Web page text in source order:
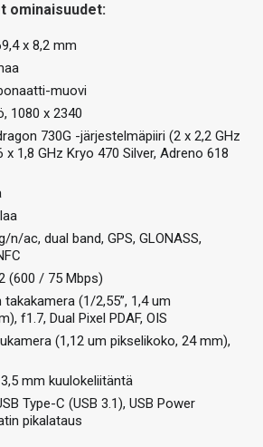
ominaisuudet:
x 8,2 mm
muovi
1080 x 2340
730G -järjestelmäpiiri (2 x 2,2 GHz
x 1,8 GHz Kryo 470 Silver, Adreno 618
n/ac, dual band, GPS, GLONASS,
(600 / 75 Mbps)
takakamera (1/2,55”, 1,4 um
f1.7, Dual Pixel PDAF, OIS
(1,12 um pikselikoko, 24 mm),
mm kuulokeliitäntä
Type-C (USB 3.1), USB Power
pikalataus